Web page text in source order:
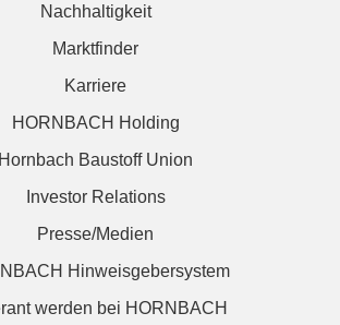
Nachhaltigkeit
Marktfinder
Karriere
HORNBACH Holding
Hornbach Baustoff Union
Investor Relations
Presse/Medien
Hinweisgebersystem
werden bei HORNBACH